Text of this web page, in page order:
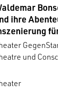
ihre
und